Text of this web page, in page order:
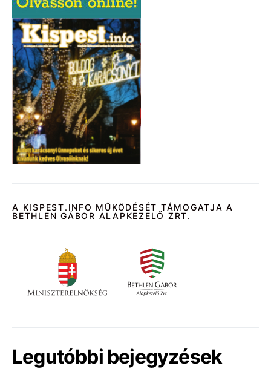
A KISPEST.INFO MŰKÖDÉSÉT TÁMOGATJA A
BETHLEN GÁBOR ALAPKEZELŐ ZRT.
Legutóbbi bejegyzések